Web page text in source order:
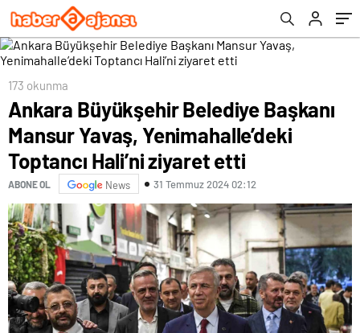
ziyaret etti
173 okunma
Ankara Büyükşehir Belediye Başkanı
Mansur Yavaş, Yenimahalle’deki
Toptancı Hali’ni ziyaret etti
ABONE OL News 31 Temmuz 2024 02:12